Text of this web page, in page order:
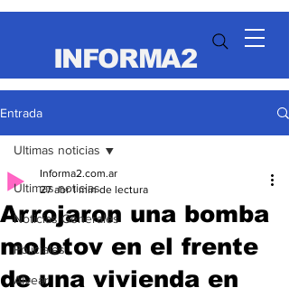
INFORMA2
Entrada
Ultimas noticias
Noticias Generales
Policiales
Alvear
Ultimas noticias
Arrojaron una bomba
molotov en el frente
de una vivienda en
Informa2.com.ar
27 abr 1 min de lectura